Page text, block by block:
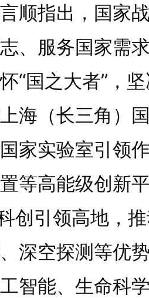
顺指出，国家
、服务国家需
“国之大者”，
海（长三角）
家实验室引领
等高能级创新
创引领高地，
深空探测等优
智能、生命科